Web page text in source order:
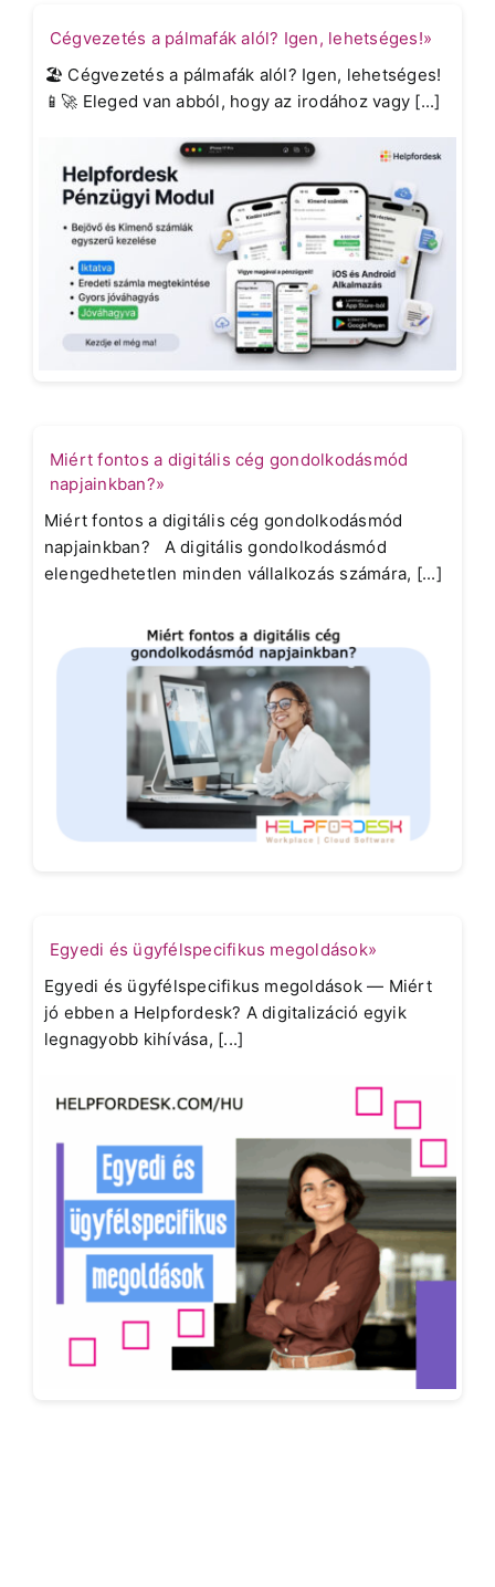
Cégvezetés a pálmafák alól? Igen, lehetséges!»
🏖️ Cégvezetés a pálmafák alól? Igen, lehetséges!
📱🚀 Eleged van abból, hogy az irodához vagy [...]
Miért fontos a digitális cég gondolkodásmód
napjainkban?»
Miért fontos a digitális cég gondolkodásmód
napjainkban? A digitális gondolkodásmód
elengedhetetlen minden vállalkozás számára, [...]
Egyedi és ügyfélspecifikus megoldások»
Egyedi és ügyfélspecifikus megoldások — Miért
jó ebben a Helpfordesk? A digitalizáció egyik
legnagyobb kihívása, [...]